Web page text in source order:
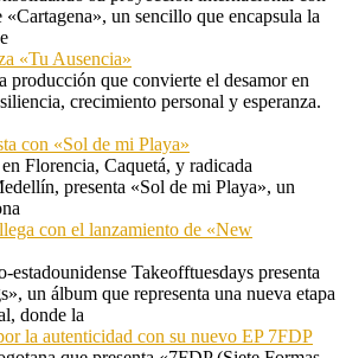
«Cartagena», un sencillo que encapsula la
«Tu Ausencia»
producción que convierte el desamor en
crecimiento personal y esperanza.
con «Sol de mi Playa»
Florencia, Caquetá, y radicada
presenta «Sol de mi Playa», un
con el lanzamiento de «New
estadounidense Takeofftuesdays presenta
un álbum que representa una nueva etapa
donde la
la autenticidad con su nuevo EP 7FDP